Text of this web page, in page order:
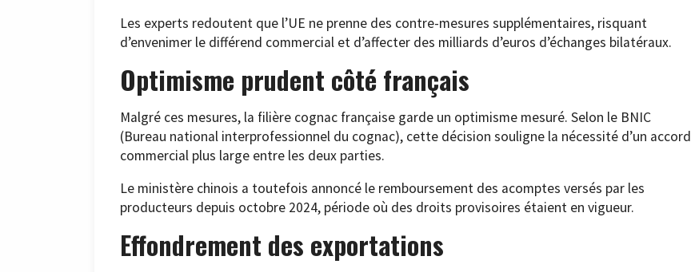
Les experts redoutent que l’UE ne prenne des contre-mesures supplémentaires, risquant
d’envenimer le différend commercial et d’affecter des milliards d’euros d’échanges bilatéraux.
Optimisme prudent côté français
Malgré ces mesures, la filière cognac française garde un optimisme mesuré. Selon le BNIC
(Bureau national interprofessionnel du cognac), cette décision souligne la nécessité d’un accord
commercial plus large entre les deux parties.
Le ministère chinois a toutefois annoncé le remboursement des acomptes versés par les
producteurs depuis octobre 2024, période où des droits provisoires étaient en vigueur.
Effondrement des exportations